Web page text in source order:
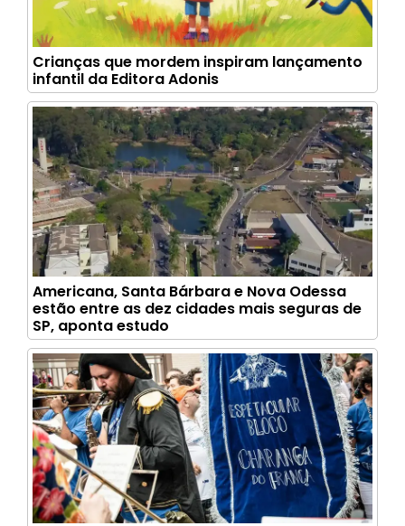
Crianças que mordem inspiram lançamento
infantil da Editora Adonis
Americana, Santa Bárbara e Nova Odessa
estão entre as dez cidades mais seguras de
SP, aponta estudo